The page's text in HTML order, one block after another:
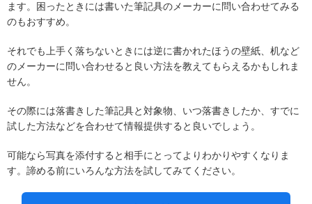
ます。困ったときには書いた筆記具のメーカーに問い合わせてみる
のもおすすめ。
それでも上手く落ちないときには逆に書かれたほうの壁紙、机など
のメーカーに問い合わせると良い方法を教えてもらえるかもしれま
せん。
その際には落書きした筆記具と対象物、いつ落書きしたか、すでに
試した方法などを合わせて情報提供すると良いでしょう。
可能なら写真を添付すると相手にとってよりわかりやすくなりま
す。諦める前にいろんな方法を試してみてください。